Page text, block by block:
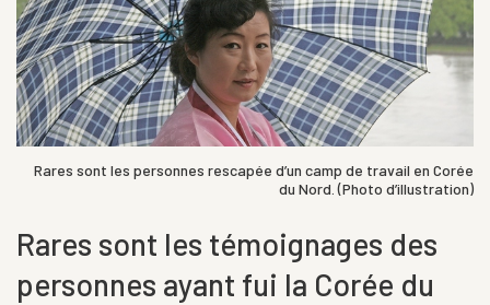
Rares sont les personnes rescapée d’un camp de travail en Corée
du Nord. (Photo d’illustration)
Rares sont les témoignages des
personnes ayant fui la Corée du